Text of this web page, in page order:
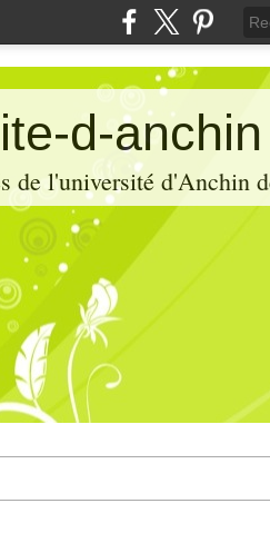
d-anchin
de l'université d'Anchin